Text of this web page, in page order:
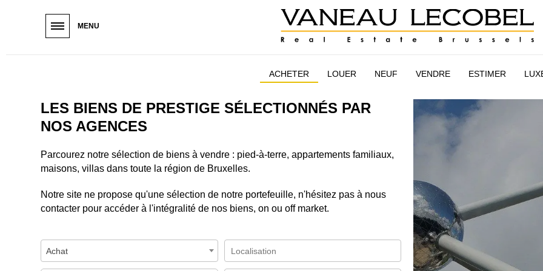
MENUACQUÉREUR ESTIMATION NEUF VANEAU LECOBEL
ACHETER LOUER NEUF VENDRE ESTIMER
LES BIENS DE PRESTIGE SÉLECTIONNÉS PAR
NOS AGENCES
Parcourez notre sélection de biens à vendre : pied-à-terre, appartements familiaux,
maisons, villas dans toute la région de Bruxelles.
Notre site ne propose qu'une sélection de notre portefeuille, n'hésitez pas à nous
contacter pour accéder à l'intégralité de nos biens, on ou off market.
Achat